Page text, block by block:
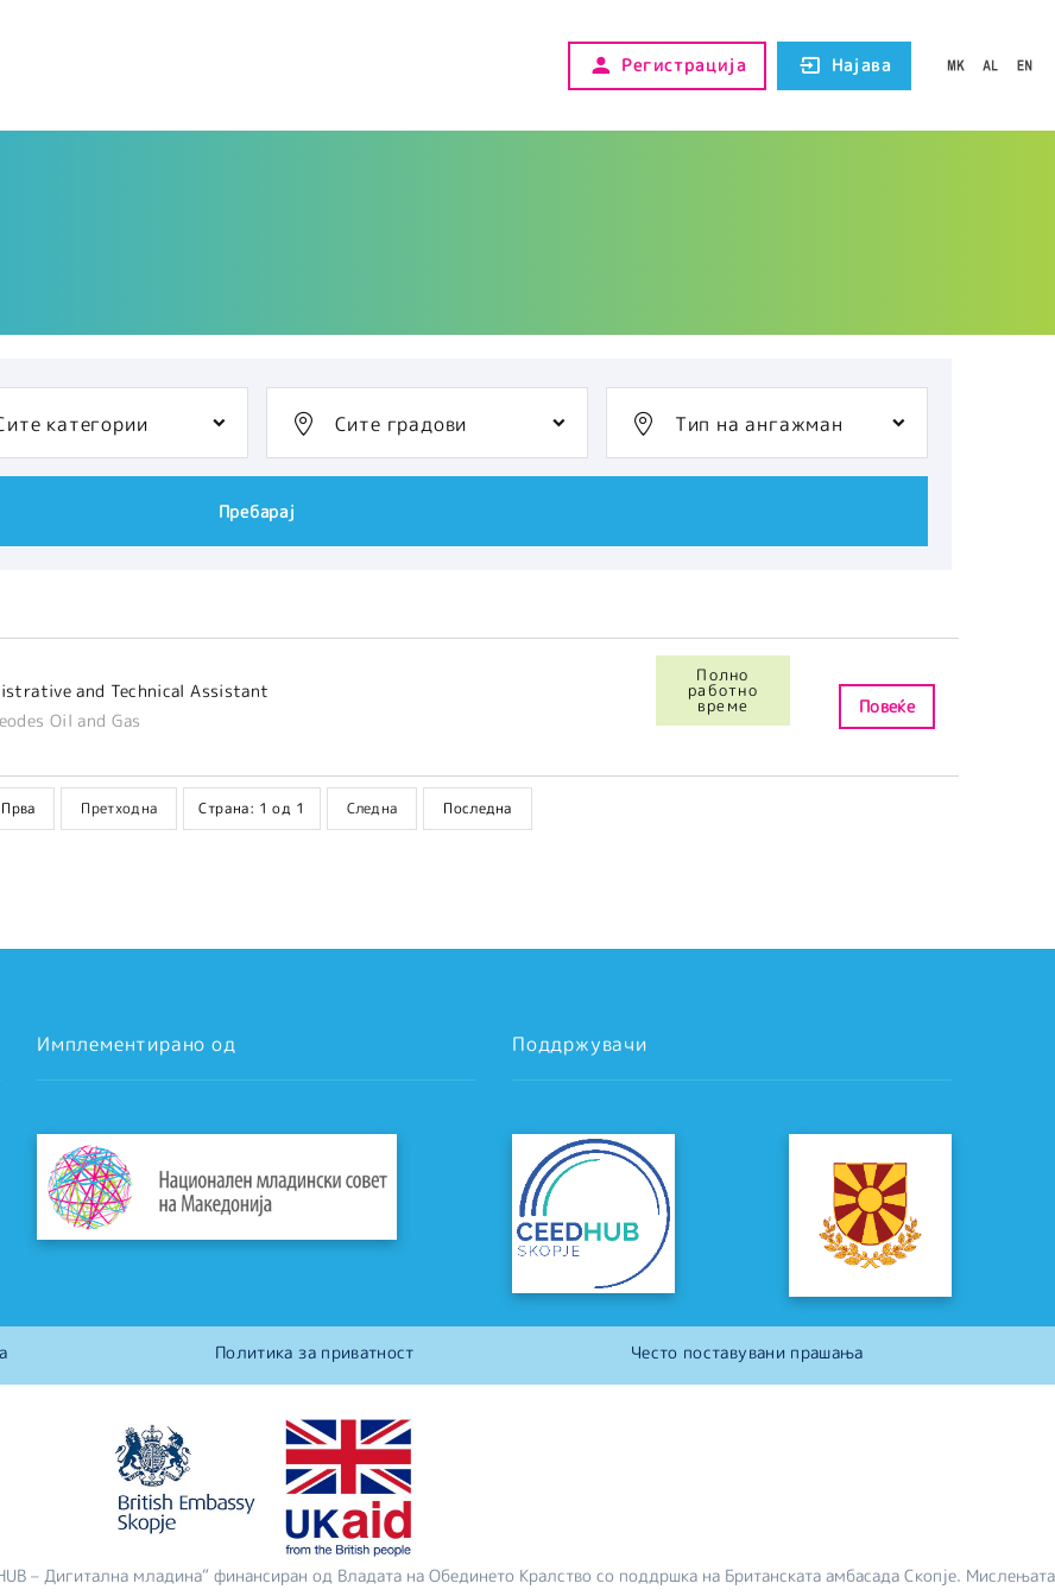
Регистрација Најава
категории Сите градови Тип на ангажман
and Technical Assistant
Oil and Gas
Полно
работно
време Повеќе
Прва Претходна Страна: 1 од 1 Следна Последна
Имплементирано од Поддржувачи
Политика за приватност Често поставувани прашања
– Дигитална младина“ финансиран од Владата на Обединето Кралство со поддршка на Британската амбасада Скопје. Мислењата